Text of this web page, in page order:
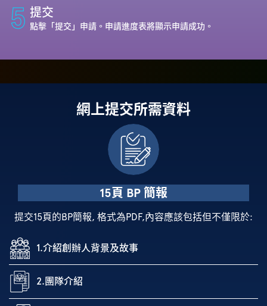
5 提交
點擊「提交」申請。申請進度表將顯示申請成功。
網上提交所需資料
15頁 BP 簡報
提交15頁的BP簡報, 格式為PDF,內容應該包括但不僅限於:
1.介紹創辦人背景及故事
2.團隊介紹